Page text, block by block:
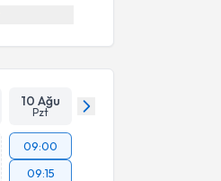
10 Ağu
Pzt
09:00
09:15